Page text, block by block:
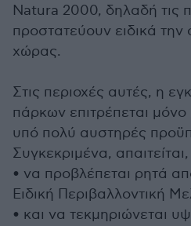
Natura 2000, δηλαδή τις
προστατεύουν ειδικά την
χώρας.
Στις περιοχές αυτές, η
πάρκων επιτρέπεται μόνο
υπό πολύ αυστηρές
Συγκεκριμένα,
• να προβλέπεται ρητά
Ειδική Περιβαλλοντική
• και να τεκμηριώνεται